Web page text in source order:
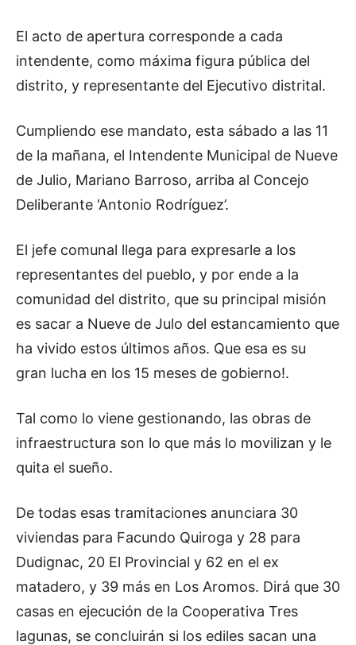
El acto de apertura corresponde a cada
intendente, como máxima figura pública del
distrito, y representante del Ejecutivo distrital.
Cumpliendo ese mandato, esta sábado a las 11
de la mañana, el Intendente Municipal de Nueve
de Julio, Mariano Barroso, arriba al Concejo
Deliberante ‘Antonio Rodríguez’.
El jefe comunal llega para expresarle a los
representantes del pueblo, y por ende a la
comunidad del distrito, que su principal misión
es sacar a Nueve de Julo del estancamiento que
ha vivido estos últimos años. Que esa es su
gran lucha en los 15 meses de gobierno!.
Tal como lo viene gestionando, las obras de
infraestructura son lo que más lo movilizan y le
quita el sueño.
De todas esas tramitaciones anunciara 30
viviendas para Facundo Quiroga y 28 para
Dudignac, 20 El Provincial y 62 en el ex
matadero, y 39 más en Los Aromos. Dirá que 30
casas en ejecución de la Cooperativa Tres
lagunas, se concluirán si los ediles sacan una